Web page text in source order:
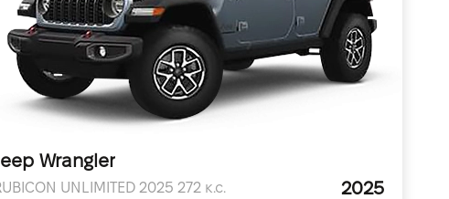
Wrangler
UNLIMITED 2025 272 к.с. 2025